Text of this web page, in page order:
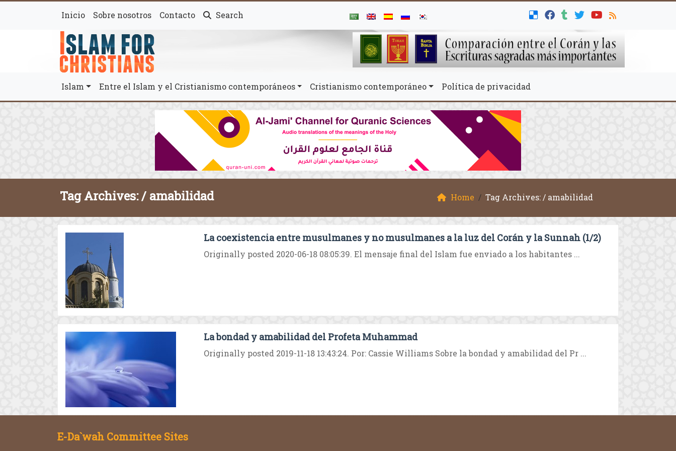
Inicio Sobre nosotros Contacto Search
Islam Entre el Islam y el Cristianismo contemporáneos Cristianismo contemporáneo Política de privacidad
Tag Archives: / amabilidad Home Tag Archives: / amabilidad
La coexistencia entre musulmanes y no musulmanes a la luz del Corán y la Sunnah (1/2)
Originally posted 2020-06-18 08:05:39. El mensaje final del Islam fue enviado a los habitantes ...
La bondad y amabilidad del Profeta Muhammad
Originally posted 2019-11-18 13:43:24. Por: Cassie Williams Sobre la bondad y amabilidad del Pr ...
E-Da`wah Committee Sites